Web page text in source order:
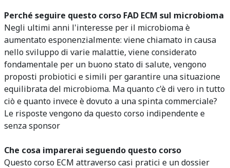
Perché seguire questo corso FAD ECM sul microbioma
Negli ultimi anni l'interesse per il microbioma è
aumentato esponenzialmente: viene chiamato in causa
nello sviluppo di varie malattie, viene considerato
fondamentale per un buono stato di salute, vengono
proposti probiotici e simili per garantire una situazione
equilibrata del microbioma. Ma quanto c'è di vero in tutto
ciò e quanto invece è dovuto a una spinta commerciale?
Le risposte vengono da questo corso indipendente e
senza sponsor
Che cosa imparerai seguendo questo corso
Questo corso ECM attraverso casi pratici e un dossier